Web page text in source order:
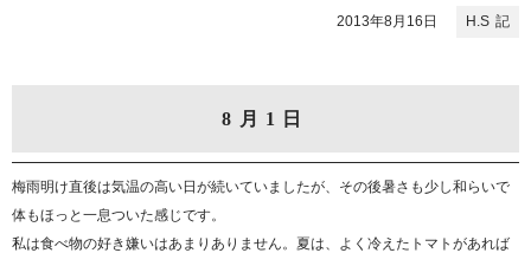
H.S
2013年8月16日
8月1日
梅雨明け直後は気温の高い日が続いていましたが、その後暑さも少し和らいで
体もほっと一息ついた感じです。
私は食べ物の好き嫌いはあまりありません。夏は、よく冷えたトマトがあれば